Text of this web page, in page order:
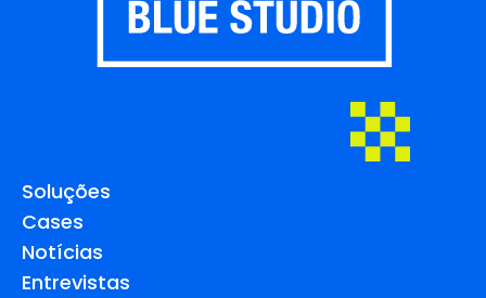
Soluções
Cases
Notícias
Entrevistas